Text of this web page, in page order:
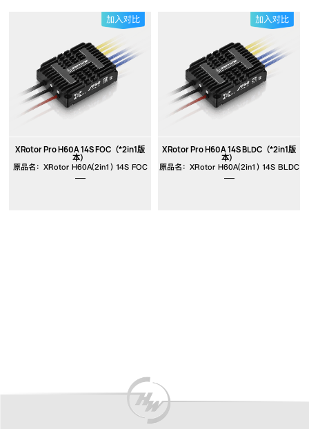
XRotor Pro H60A 14S FOC（*2in1版
本）
原品名：XRotor H60A(2in1) 14S FOC
XRotor Pro H60A 14S BLDC（*2in1版
本）
原品名：XRotor H60A(2in1) 14S BLDC